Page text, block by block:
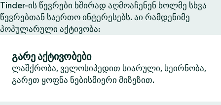
Tinder-ის წევრები ხშირად აღმოაჩენენ ხოლმე სხვა
წევრებთან საერთო ინტერესებს. აი რამდენიმე
პოპულარული აქტივობა:
გარე აქტივობები
ლაშქრობა, ველოსიპედით სიარული, სეირნობა,
გარეთ ყოფნა ნებისმიერი მიზეზით.